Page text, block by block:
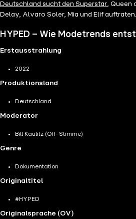
Deutschland sucht den Superstar, Queen
Delay, Alvaro Soler, Mia und Elif
HYPED – Wie Modetrends
Erstausstrahlung
2022
Produktionsland
Deutschland
Moderator
Bill Kaulitz (Off-Stimme)
Genre
Dokumentation
Originaltitel
#HYPED
Originalsprache (OV)